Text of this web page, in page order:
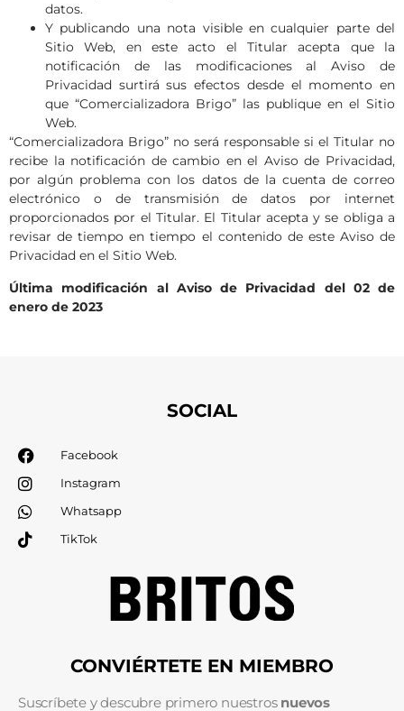
datos.
Y publicando una nota visible en cualquier parte del
Sitio Web, en este acto el Titular acepta que la
notificación de las modificaciones al Aviso de
Privacidad surtirá sus efectos desde el momento en
que “Comercializadora Brigo” las publique en el Sitio
Web.
“Comercializadora Brigo” no será responsable si el Titular no
recibe la notificación de cambio en el Aviso de Privacidad,
por algún problema con los datos de la cuenta de correo
electrónico o de transmisión de datos por internet
proporcionados por el Titular. El Titular acepta y se obliga a
revisar de tiempo en tiempo el contenido de este Aviso de
Privacidad en el Sitio Web.
Última modificación al Aviso de Privacidad del 02 de
enero de 2023
SOCIAL
Facebook
Instagram
Whatsapp
TikTok
CONVIÉRTETE EN MIEMBRO
Suscríbete y descubre primero nuestros nuevos